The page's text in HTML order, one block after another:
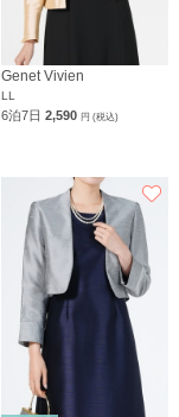
Genet Vivien
LL
6泊7日2,590円 (税込)